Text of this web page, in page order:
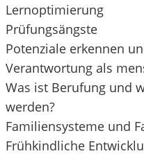
Lernoptimierung
Prüfungsängste
Potenziale erkennen
Verantwortung als
Was ist Berufung und
werden?
Familiensysteme und
Frühkindliche